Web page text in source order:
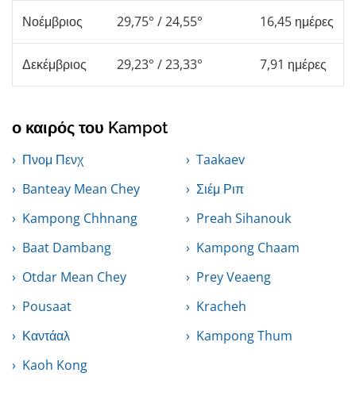
Νοέμβριος 29,75° / 24,55° 16,45 ημέρες
Δεκέμβριος 29,23° / 23,33° 7,91 ημέρες
ο καιρός του Kampot
Πνομ Πενχ
Taakaev
Banteay Mean Chey
Σιέμ Ριπ
Kampong Chhnang
Preah Sihanouk
Baat Dambang
Kampong Chaam
Otdar Mean Chey
Prey Veaeng
Pousaat
Kracheh
Καντάαλ
Kampong Thum
Kaoh Kong